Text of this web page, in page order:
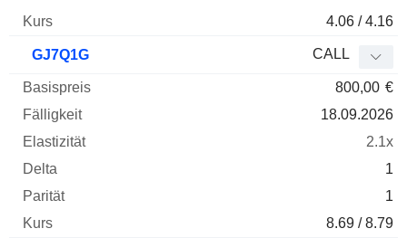
4.06 / 4.16
GJ7Q1G CALL
800,00 €
18.09.2026
2.1x
1
1
8.69 / 8.79